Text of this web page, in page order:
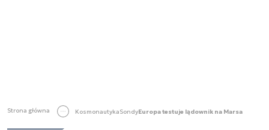
Strona główna KosmonautykaSondyEuropa testuje lądownik na Marsa